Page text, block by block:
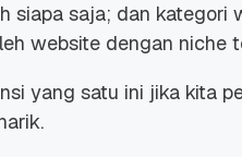
siapa saja; dan kategori
website dengan niche
yang satu ini jika kita